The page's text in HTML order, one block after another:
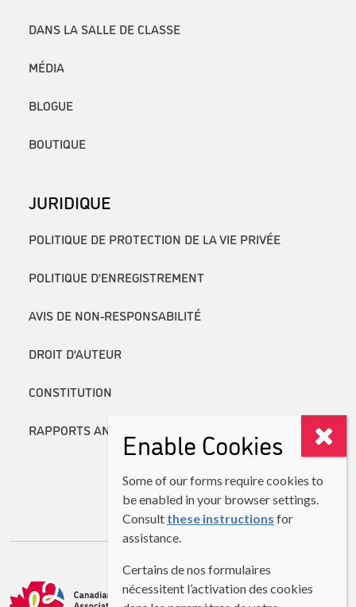
DANS LA SALLE DE CLASSE
MÉDIA
BLOGUE
BOUTIQUE
JURIDIQUE
POLITIQUE DE PROTECTION DE LA VIE PRIVÉE
POLITIQUE D’ENREGISTREMENT
AVIS DE NON-RESPONSABILITÉ
DROIT D’AUTEUR
CONSTITUTION
RAPPORTS ANNUELSEnable Cookies
Some of our forms require cookies to
be enabled in your browser settings.
Consult these instructions for
assistance.
Certains de nos formulaires
nécessitent l’activation des cookies